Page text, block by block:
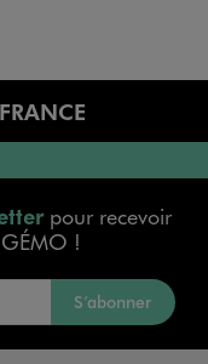
pour recevoir
!
S’abonner